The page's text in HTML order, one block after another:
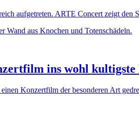
aufgetreten. ARTE Concert zeigt den
ins wohl
Konzertfilm der besonderen Art